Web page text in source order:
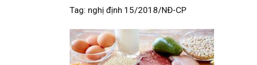
Tag: nghị định 15/2018/NĐ-CP